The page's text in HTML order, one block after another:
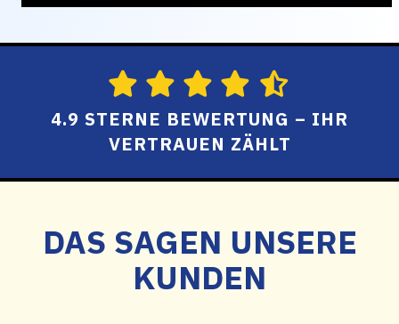
4.9 STERNE BEWERTUNG – IHR
VERTRAUEN ZÄHLT
DAS SAGEN UNSERE
KUNDEN